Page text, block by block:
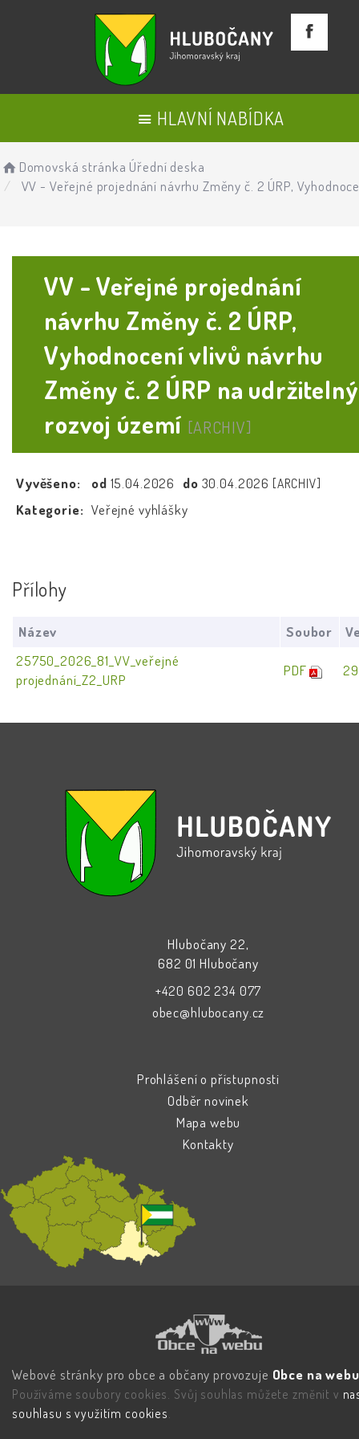
HLAVNÍ NABÍDKA
Domovská stránka Úřední deska
VV - Veřejné projednání návrhu Změny č. 2 ÚRP,
VV - Veřejné projednání
návrhu Změny č. 2 ÚRP,
Vyhodnocení vlivů návrhu
Změny č. 2 ÚRP na udržitelný
rozvoj území [ARCHIV]
Vyvěšeno: od 15.04.2026 do 30.04.2026 [ARCHIV]
Kategorie: Veřejné vyhlášky
Přílohy
Název Soubor
25750_2026_81_VV_veřejné
projednání_Z2_URP
PDF
Hlubočany 22,
682 01 Hlubočany
+420 602 234 077
obec@hlubocany.cz
Prohlášení o přístupnosti
Odběr novinek
Mapa webu
Kontakty
Webové stránky pro obce a občany provozuje Obce na
Používáme soubory cookies. Svůj souhlas můžete změnit v
souhlasu s využitím cookies